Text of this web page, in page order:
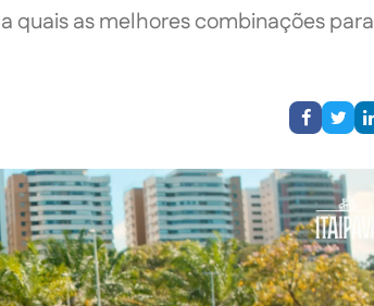
quais as melhores combinações para